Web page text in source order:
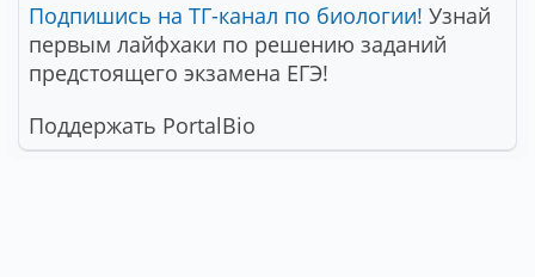
Подпишись на ТГ-канал по биологии! Узнай
первым лайфхаки по решению заданий
предстоящего экзамена ЕГЭ!
Поддержать PortalBio